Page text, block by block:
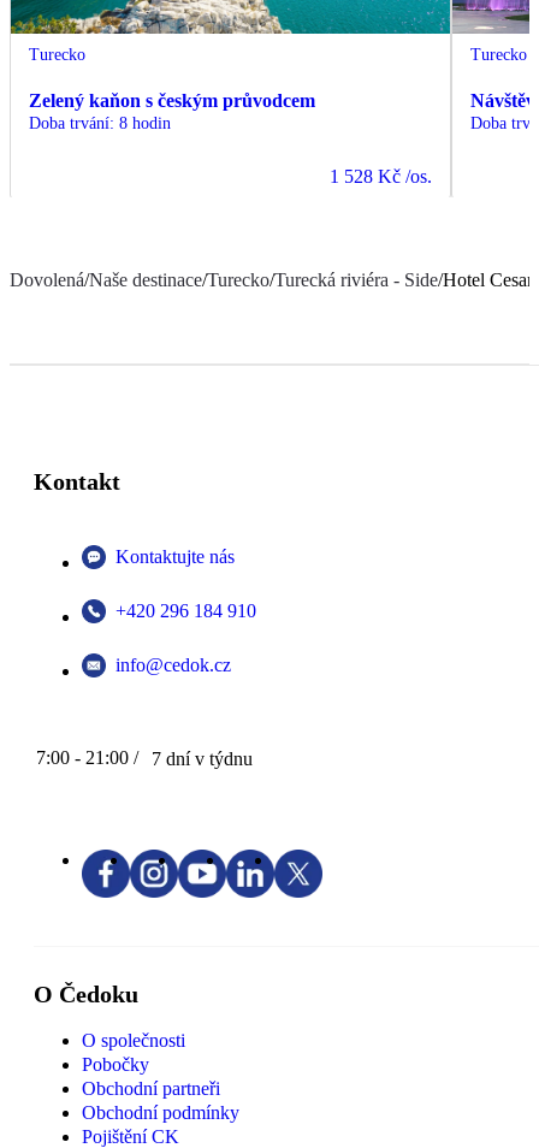
Turecko
Zelený kaňon s českým průvodcem
Doba trvání: 8 hodin
1 528 Kč /os.
Turecko
Doba
Dovolená/Naše destinace/Turecko/Turecká riviéra - Side/Hotel
Kontakt
Kontaktujte nás
+420 296 184 910
info@cedok.cz
7:00 - 21:00 / 7 dní v týdnu
O Čedoku
O společnosti
Pobočky
Obchodní partneři
Obchodní podmínky
Pojištění CK